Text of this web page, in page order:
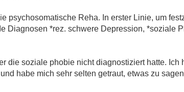
psychosomatische Reha. In erster Linie, um
Diagnosen *rez. schwere Depression, *soziale
die soziale phobie nicht diagnostiziert hatte. Ich
habe mich sehr selten getraut, etwas zu